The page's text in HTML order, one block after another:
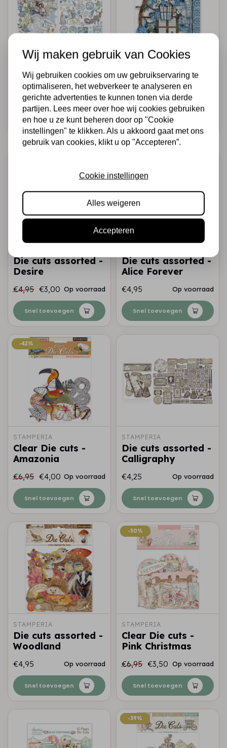
STAMPERIA
Die cuts assorted -
Winter Tales
€4,95 €3,00 Op voorraad
Snel toevoegen
Die cuts assorted -
Blue Land
€4,95 €2,47 Op voorraad
Snel toevoegen
Die cuts assorted -
Desire
€4,95 €3,00 Op voorraad
Snel toevoegen
Die cuts assorted -
Alice Forever
€4,95 Op voorraad
Snel toevoegen
-42%
-42%
STAMPERIA
Clear Die cuts -
Amazonia
€6,95 €4,00 Op voorraad
Snel toevoegen
STAMPERIA
Die cuts assorted -
Calligraphy
€4,25 Op voorraad
Snel toevoegen
STAMPERIA
Die cuts assorted -
Woodland
€4,95 Op voorraad
Snel toevoegen
-50%
-50%
STAMPERIA
Clear Die cuts -
Pink Christmas
€6,95 €3,50 Op voorraad
Snel toevoegen
-39%
-39%
Wij maken gebruik van Cookies
Wij gebruiken cookies om uw gebruikservaring te
optimaliseren, het webverkeer te analyseren en
gerichte advertenties te kunnen tonen via derde
partijen. Lees meer over hoe wij cookies gebruiken
en hoe u ze kunt beheren door op "Cookie
instellingen" te klikken. Als u akkoord gaat met ons
gebruik van cookies, klikt u op "Accepteren”.
Cookie instellingen
Alles weigeren
Accepteren